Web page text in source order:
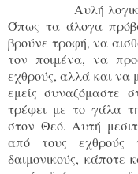
Αυλή λογικών
Όπως τα άλογα
βρούνε τροφή, να
τον ποιμένα, να
εχθρούς, αλλά και να
εμείς συναζόμαστε
τρέφει με το γάλα
στον Θεό. Αυτή
από τους εχθρούς
δαιμονικούς, κάποτε